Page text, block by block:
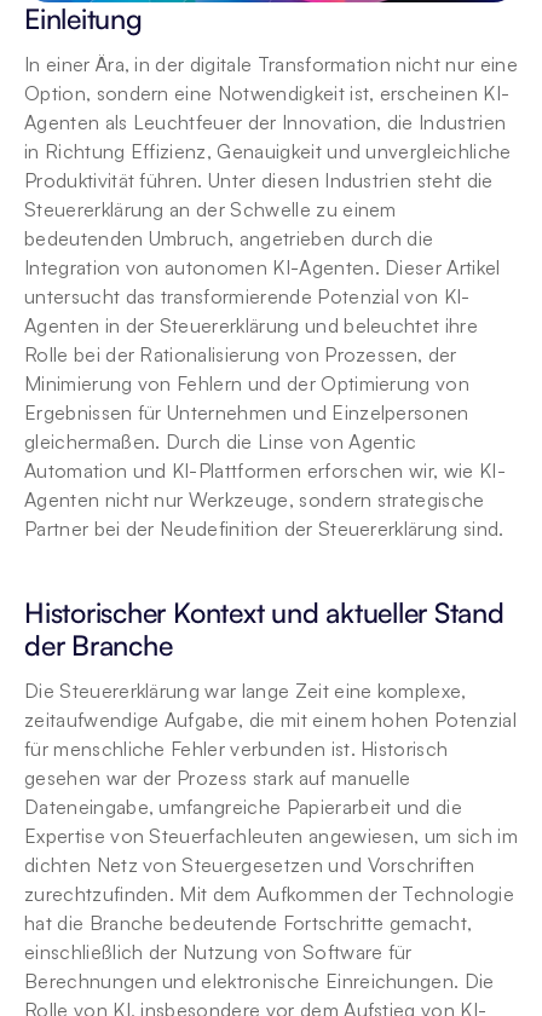
Einleitung
In einer Ära, in der digitale Transformation nicht nur eine
Option, sondern eine Notwendigkeit ist, erscheinen KI-
Agenten als Leuchtfeuer der Innovation, die Industrien
in Richtung Effizienz, Genauigkeit und unvergleichliche
Produktivität führen. Unter diesen Industrien steht die
Steuererklärung an der Schwelle zu einem
bedeutenden Umbruch, angetrieben durch die
Integration von autonomen KI-Agenten. Dieser Artikel
untersucht das transformierende Potenzial von KI-
Agenten in der Steuererklärung und beleuchtet ihre
Rolle bei der Rationalisierung von Prozessen, der
Minimierung von Fehlern und der Optimierung von
Ergebnissen für Unternehmen und Einzelpersonen
gleichermaßen. Durch die Linse von Agentic
Automation und KI-Plattformen erforschen wir, wie KI-
Agenten nicht nur Werkzeuge, sondern strategische
Partner bei der Neudefinition der Steuererklärung sind.
Historischer Kontext und aktueller Stand
der Branche
Die Steuererklärung war lange Zeit eine komplexe,
zeitaufwendige Aufgabe, die mit einem hohen Potenzial
für menschliche Fehler verbunden ist. Historisch
gesehen war der Prozess stark auf manuelle
Dateneingabe, umfangreiche Papierarbeit und die
Expertise von Steuerfachleuten angewiesen, um sich im
dichten Netz von Steuergesetzen und Vorschriften
zurechtzufinden. Mit dem Aufkommen der Technologie
hat die Branche bedeutende Fortschritte gemacht,
einschließlich der Nutzung von Software für
Berechnungen und elektronische Einreichungen. Die
Rolle von KI, insbesondere vor dem Aufstieg von KI-